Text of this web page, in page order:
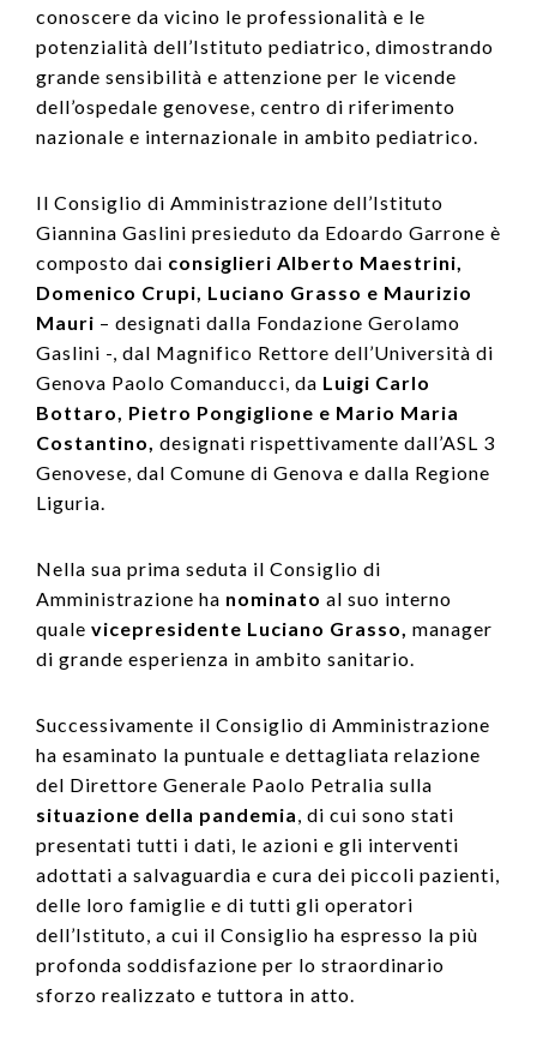
conoscere da vicino le professionalità e le
potenzialità dell’Istituto pediatrico, dimostrando
grande sensibilità e attenzione per le vicende
dell’ospedale genovese, centro di riferimento
nazionale e internazionale in ambito pediatrico.
Il Consiglio di Amministrazione dell’Istituto
Giannina Gaslini presieduto da Edoardo Garrone è
composto dai consiglieri Alberto Maestrini,
Domenico Crupi, Luciano Grasso e Maurizio
Mauri – designati dalla Fondazione Gerolamo
Gaslini -, dal Magnifico Rettore dell’Università di
Genova Paolo Comanducci, da Luigi Carlo
Bottaro, Pietro Pongiglione e Mario Maria
Costantino, designati rispettivamente dall’ASL 3
Genovese, dal Comune di Genova e dalla Regione
Liguria.
Nella sua prima seduta il Consiglio di
Amministrazione ha nominato al suo interno
quale vicepresidente Luciano Grasso, manager
di grande esperienza in ambito sanitario.
Successivamente il Consiglio di Amministrazione
ha esaminato la puntuale e dettagliata relazione
del Direttore Generale Paolo Petralia sulla
situazione della pandemia, di cui sono stati
presentati tutti i dati, le azioni e gli interventi
adottati a salvaguardia e cura dei piccoli pazienti,
delle loro famiglie e di tutti gli operatori
dell’Istituto, a cui il Consiglio ha espresso la più
profonda soddisfazione per lo straordinario
sforzo realizzato e tuttora in atto.